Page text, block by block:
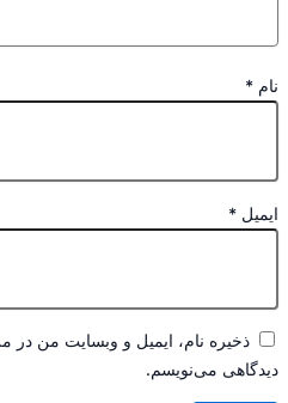
ایمیل و وبسایت من در مرورگر برای